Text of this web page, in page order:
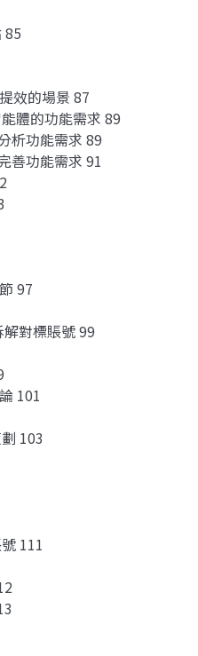
85
效的場景 87
體的功能需求 89
析功能需求 89
善功能需求 91
97
對標賬號 99
101
103
111